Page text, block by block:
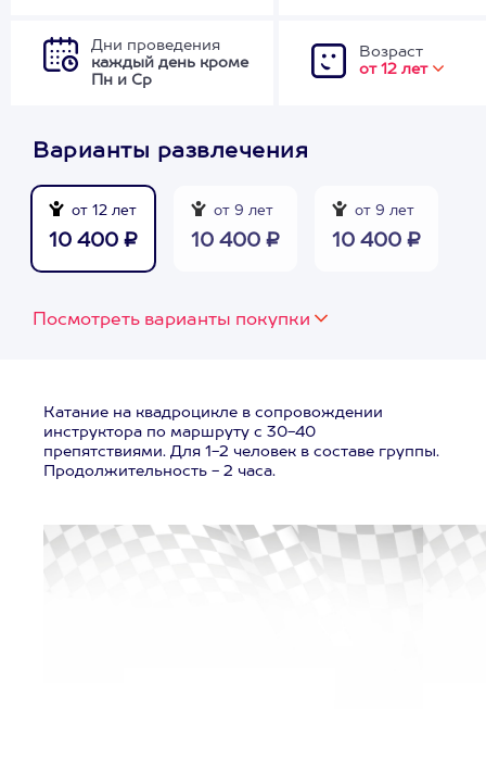
Дни проведения
каждый день кроме
Пн и Ср
Возраст
от 12 лет
Варианты развлечения
от 12 лет
10 400 ₽
от 9 лет
10 400 ₽
от 9 лет
10 400 ₽
Посмотреть варианты покупки
Катание на квадроцикле в сопровождении
инструктора по маршруту с 30-40
препятствиями. Для 1-2 человек в составе группы.
Продолжительность - 2 часа.